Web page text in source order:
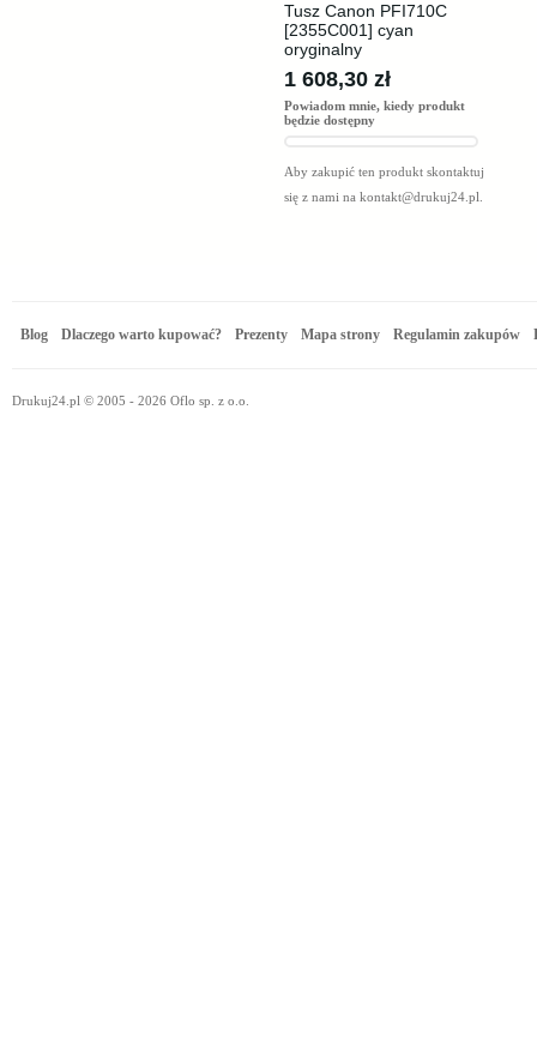
Tusz Canon PFI710C
[2355C001] cyan
oryginalny
1 608,30 zł
Powiadom mnie, kiedy produkt
będzie dostępny
Aby zakupić ten produkt skontaktuj
się z nami na kontakt@drukuj24.pl
Blog Dlaczego warto kupować? Prezenty Mapa strony Regulamin zakupów
Drukuj24.pl © 2005 - 2026 Oflo sp. z o.o.